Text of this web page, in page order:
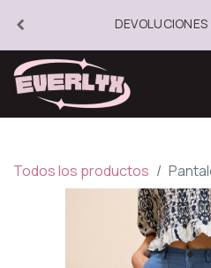
Todos los productos